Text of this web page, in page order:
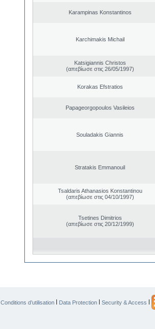
Karampinas Konstantinos
Karchimakis Michail
Katsigiannis Christos
(απεβίωσε στις 26/05/1997)
Korakas Efstratios
Papageorgopoulos Vasileios
Souladakis Giannis
Stratakis Emmanouil
Tsaldaris Athanasios Konstantinou
(απεβίωσε στις 04/10/1997)
Tsetines Dimitrios
(απεβίωσε στις 20/12/1999)
Conditions d’utilisation | Data Protection | Security & Access |